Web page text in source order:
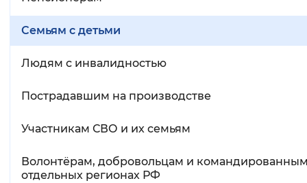
Семьям с детьми
Людям с инвалидностью
Пострадавшим на производстве
Участникам СВО и их семьям
Волонтёрам, добровольцам и
отдельных регионах РФ